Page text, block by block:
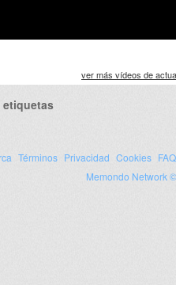
ver más vídeos de
etiquetas
Términos Privacidad Cookies FAQ
Memondo Network